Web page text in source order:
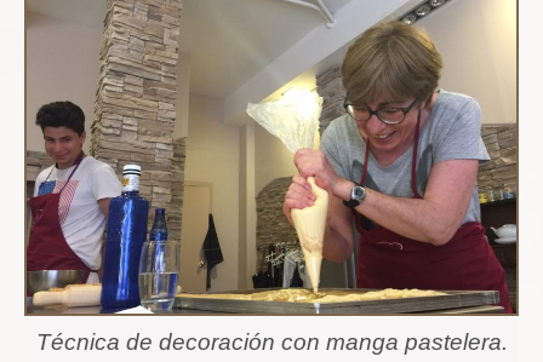
Técnica de decoración con manga pastelera.